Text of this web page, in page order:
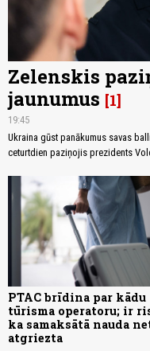
Zelenskis
jaunumus 1
19:45
Ukraina gūst panākumus savas
ceturtdien paziņojis prezidents
PTAC brīdina par kādu
tūrisma operatoru; ir
ka samaksātā nauda
atgriezta